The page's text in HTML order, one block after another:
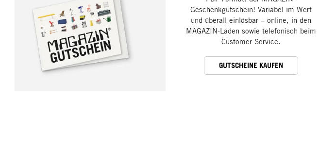
Geschenkgutschein! Variabel im Wert
und überall einlösbar – online, in den
MAGAZIN-Läden sowie telefonisch beim
Customer Service.
GUTSCHEINE KAUFEN